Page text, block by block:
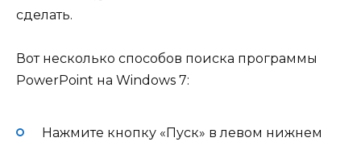
сделать.
Вот несколько способов поиска программы
PowerPoint на Windows 7:
Нажмите кнопку «Пуск» в левом нижнем